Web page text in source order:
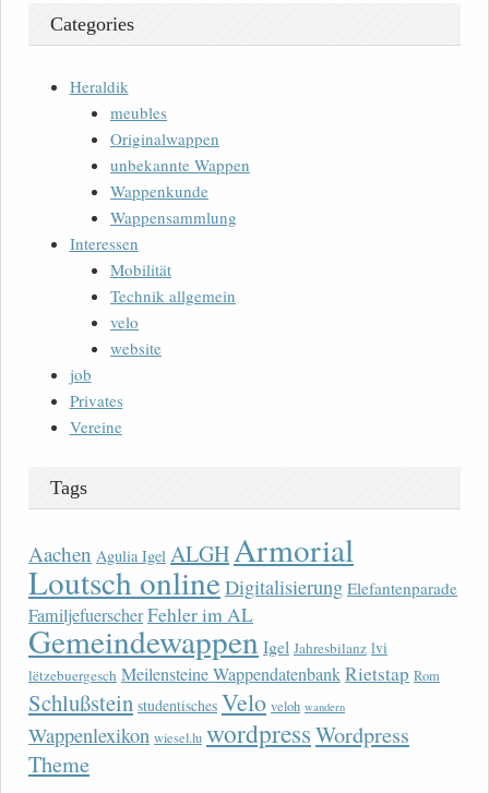
Categories
Heraldik
meubles
Originalwappen
unbekannte Wappen
Wappenkunde
Wappensammlung
Interessen
Mobilität
Technik allgemein
velo
website
job
Privates
Vereine
Tags
Aachen Agulia Igel ALGHArmorial
Loutsch onlineDigitalisierung Elefantenparade
FamiljefuerscherFehler im AL
Gemeindewappen Igel Jahresbilanz lvi
lëtzebuergesch Meilensteine WappendatenbankRietstap Rom
Schlußstein studentisches Velo veloh wandern
Wappenlexikon wiesel.lu wordpressWordpress
Theme